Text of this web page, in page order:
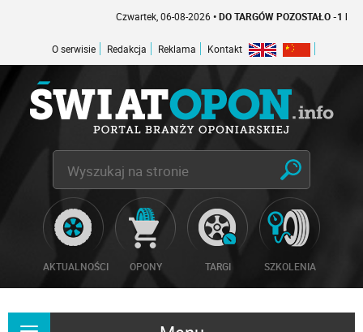
Czwartek, 06-08-2026• DO TARGÓW POZOSTAŁO -1 DNI
O serwisie Redakcja Reklama Kontakt
AKTUALNOŚCI OPONY TARGI SZKOLENIA